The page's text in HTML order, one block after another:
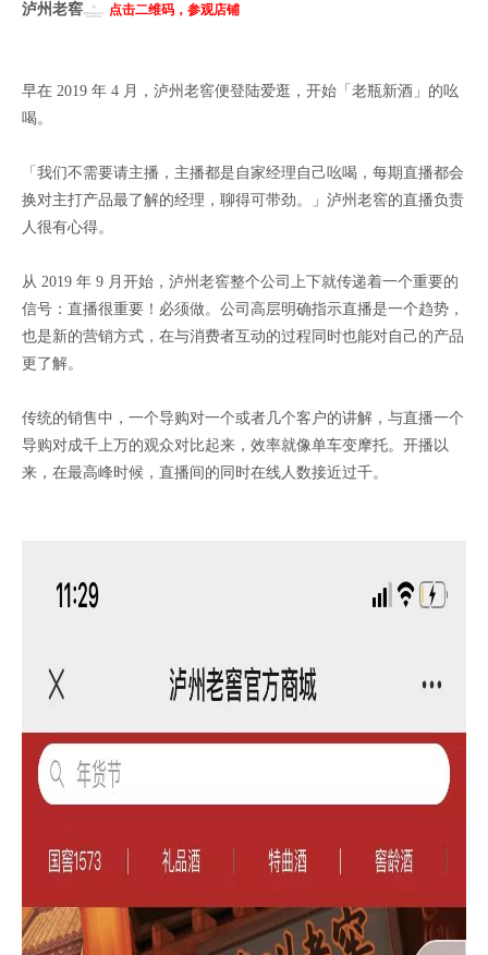
泸州老窖 点击二维码，参观店铺
早在 2019 年 4 月，泸州老窖便登陆爱逛，开始「老瓶新酒」的吆
喝。
「我们不需要请主播，主播都是自家经理自己吆喝，每期直播都会
换对主打产品最了解的经理，聊得可带劲。」泸州老窖的直播负责
人很有心得。
从 2019 年 9 月开始，泸州老窖整个公司上下就传递着一个重要的
信号：直播很重要！必须做。公司高层明确指示直播是一个趋势，
也是新的营销方式，在与消费者互动的过程同时也能对自己的产品
更了解。
传统的销售中，一个导购对一个或者几个客户的讲解，与直播一个
导购对成千上万的观众对比起来，效率就像单车变摩托。开播以
来，在最高峰时候，直播间的同时在线人数接近过千。